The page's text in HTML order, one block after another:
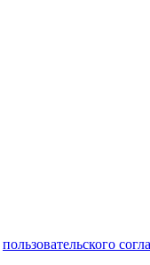
пользовательского